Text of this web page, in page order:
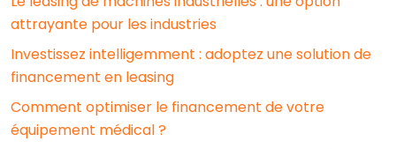
attrayante pour les industries
Investissez intelligemment : adoptez une solution de
financement en leasing
Comment optimiser le financement de votre
équipement médical ?